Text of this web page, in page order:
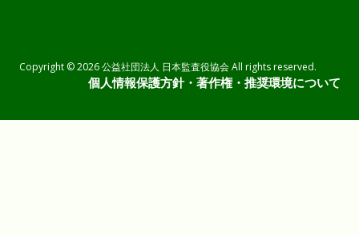
Copyright © 2026 公益社団法人 日本監査役協会 All rights reserved.
個人情報保護方針・著作権・推奨環境について